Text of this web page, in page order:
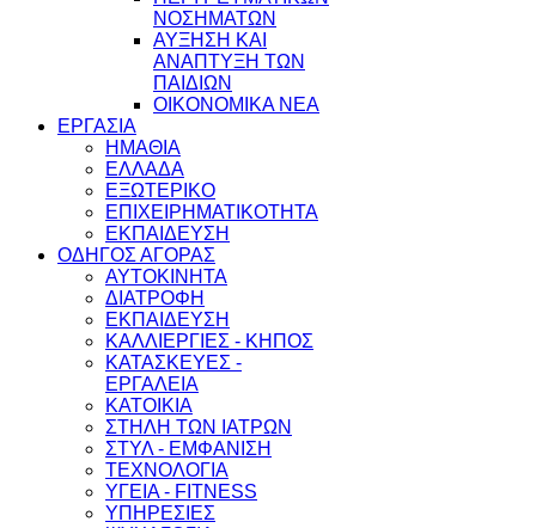
ΝΟΣΗΜΑΤΩΝ
ΑΥΞΗΣΗ ΚΑΙ
ΑΝΑΠΤΥΞΗ ΤΩΝ
ΠΑΙΔΙΩΝ
ΟΙΚΟΝΟΜΙΚΑ ΝΕΑ
ΕΡΓΑΣΙΑ
ΗΜΑΘΙΑ
ΕΛΛΑΔΑ
ΕΞΩΤΕΡΙΚΟ
ΕΠΙΧΕΙΡΗΜΑΤΙΚΟΤΗΤΑ
ΕΚΠΑΙΔΕΥΣΗ
ΟΔΗΓΟΣ ΑΓΟΡΑΣ
ΑΥΤΟΚΙΝΗΤΑ
ΔΙΑΤΡΟΦΗ
ΕΚΠΑΙΔΕΥΣΗ
ΚΑΛΛΙΕΡΓΙΕΣ - ΚΗΠΟΣ
ΚΑΤΑΣΚΕΥΕΣ -
ΕΡΓΑΛΕΙΑ
ΚΑΤΟΙΚΙΑ
ΣΤΗΛΗ ΤΩΝ ΙΑΤΡΩΝ
ΣΤΥΛ - ΕΜΦΑΝΙΣΗ
ΤΕΧΝΟΛΟΓΙΑ
ΥΓΕΙΑ - FITNESS
ΥΠΗΡΕΣΙΕΣ